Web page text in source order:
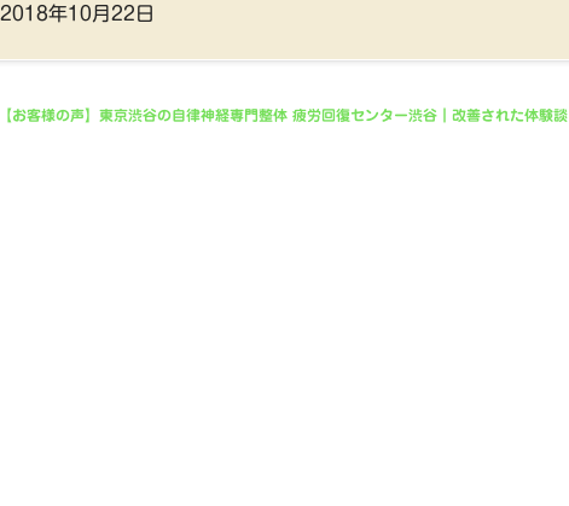
2018年10月22日
【お客様の声】東京渋谷の自律神経専門整体 疲労回復センター渋谷｜改善された体験談